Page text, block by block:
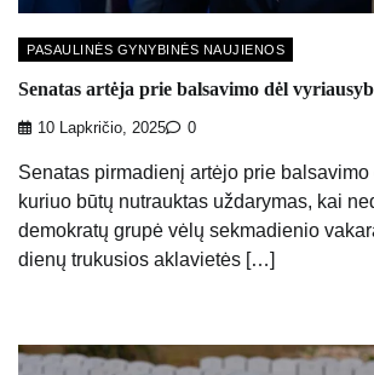
PASAULINĖS GYNYBINĖS NAUJIENOS
Senatas artėja prie balsavimo dėl
10 Lapkričio, 2025 0
Senatas pirmadienį artėjo prie balsavimo
kuriuo būtų nutrauktas uždarymas, kai
demokratų grupė vėlų sekmadienio
dienų trukusios aklavietės […]